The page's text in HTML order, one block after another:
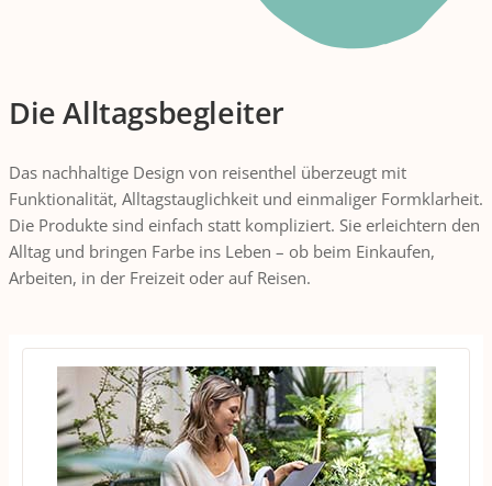
Die Alltagsbegleiter
Das nachhaltige Design von reisenthel überzeugt mit
Funktionalität, Alltagstauglichkeit und einmaliger Formklarheit.
Die Produkte sind einfach statt kompliziert. Sie erleichtern den
Alltag und bringen Farbe ins Leben – ob beim Einkaufen,
Arbeiten, in der Freizeit oder auf Reisen.